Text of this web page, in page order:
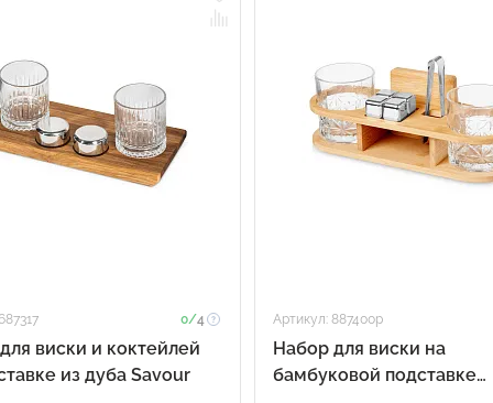
0/4
виски и коктейлей
из дуба Savour
Артикул: 887400p
Набор для виски на
бамбуковой подставке